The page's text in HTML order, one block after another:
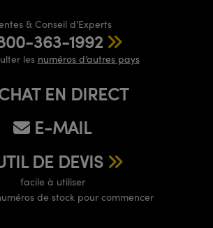
& Conseil d’Experts
363-1992
les numéros d’autres pays
EN DIRECT
E-MAIL
DE DEVIS
facile à utiliser
de stock pour commencer